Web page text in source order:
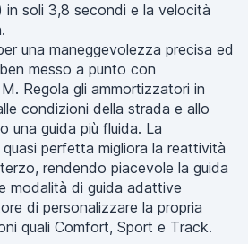
soli 3,8 secondi e la velocità
una maneggevolezza precisa ed
messo a punto con
Regola gli ammortizzatori in
condizioni della strada e allo
una guida più fluida. La
perfetta migliora la reattività
rendendo piacevole la guida
modalità di guida adattive
di personalizzare la propria
quali Comfort, Sport e Track.